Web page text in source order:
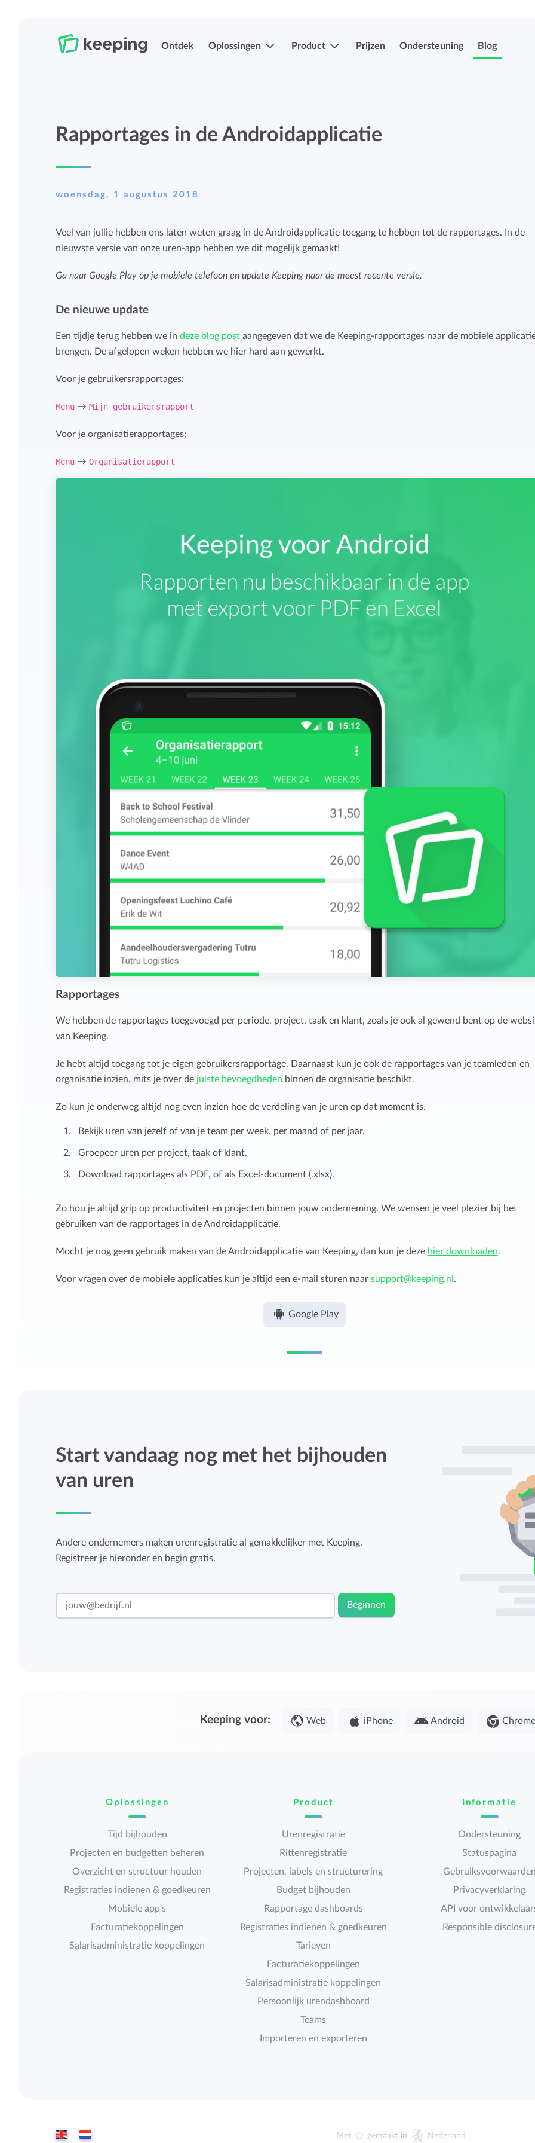
Ontdek Oplossingen
Eenvoudig overal je tijd bijhouden met
Projecten en budgetten beheren
uitgebreide rapportages.
Overzicht en structuur houden
Houd overzicht en pas de structuur aan
Eenvoudig uren en verlof indien en laten
Bekijk alle oplossingen
Product
Eenvoudig overal je tijd bijhouden met
Rittenregistratie
team of jezelf.
Eenvoudig ziekte en afwezigheid registreren.
Budget bijhouden
Facturatiekoppelingen
Prijzen Ondersteuning Blog
Rapportages in de Androidapplicatie
woensdag, 1 augustus 2018
Veel van jullie hebben ons laten weten graag in de Androidapplicatie toegang te hebben tot de rapportages. In de
nieuwste versie van onze uren-app hebben we dit mogelijk gemaakt!
Ga naar Google Play op je mobiele telefoon en update Keeping naar de meest recente versie.
De nieuwe update
Een tijdje terug hebben we in deze blog postaangegeven dat we de Keeping-rapportages naar de mobiele
brengen. De afgelopen weken hebben we hier hard aan gewerkt.
Voor je gebruikersrapportages:
Menu→ Mijn gebruikersrapport
Voor je organisatierapportages:
Menu→ Organisatierapport
Rapportages
We hebben de rapportages toegevoegd per periode, project, taak en klant, zoals je ook al gewend bent op de
van Keeping.
Je hebt altijd toegang tot je eigen gebruikersrapportage. Daarnaast kun je ook de rapportages van je teamleden en
organisatie inzien, mits je over de juiste bevoegdheden binnen de organisatie beschikt.
Zo kun je onderweg altijd nog even inzien hoe de verdeling van je uren op dat moment is.
Bekijk uren van jezelf of van je team per week, per maand of per jaar.
Groepeer uren per project, taak of klant.
Download rapportages als PDF, of als Excel-document (.xlsx).
Zo hou je altijd grip op productiviteit en projecten binnen jouw onderneming. We wensen je veel plezier bij het
gebruiken van de rapportages in de Androidapplicatie.
Mocht je nog geen gebruik maken van de Androidapplicatie van Keeping, dan kun je deze hier downloaden.
Voor vragen over de mobiele applicaties kun je altijd een e-mail sturen naar support@keeping.nl .
Google Play
Start vandaag nog met het bijhouden
van uren
Andere ondernemers maken urenregistratie al gemakkelijker met Keeping.
Registreer je hieronder en begin gratis.
Beginnen
Keeping voor: Web iPhone Android Chrome
Oplossingen
Tijd bijhouden
Projecten en budgetten beheren
Overzicht en structuur houden
Registraties indienen & goedkeuren
Mobiele app's
Facturatiekoppelingen
Salarisadministratie koppelingen
Product
Urenregistratie
Rittenregistratie
Projecten, labels en structurering
Budget bijhouden
Rapportage dashboards
Registraties indienen & goedkeuren
Tarieven
Facturatiekoppelingen
Salarisadministratie koppelingen
Persoonlijk urendashboard
Teams
Importeren en exporteren
Informatie
Ondersteuning
Statuspagina
Privacyverklaring
API voor
Responsible
Met gemaakt in Nederland